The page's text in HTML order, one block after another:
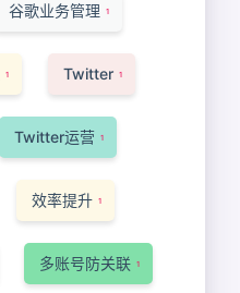
谷歌业务管理 1
1 Twitter 1
Twitter运营 1
效率提升 1
多账号防关联 1